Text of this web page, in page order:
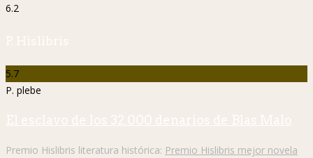
6.2
P. Hislibris
5.7
P. plebe
El esclavo de los 32.000 denarios de Blas Malo
Premio Hislibris literatura histórica: Premio Hislibris mejor novela